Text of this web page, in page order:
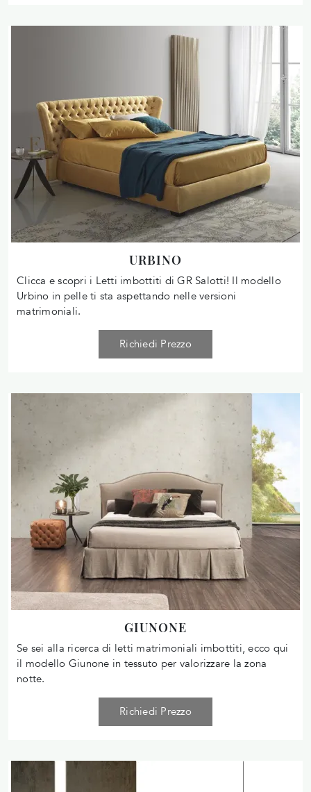
URBINO
Clicca e scopri i Letti imbottiti di GR Salotti! Il modello
Urbino in pelle ti sta aspettando nelle versioni
matrimoniali.
Richiedi Prezzo
GIUNONE
Se sei alla ricerca di letti matrimoniali imbottiti, ecco qui
il modello Giunone in tessuto per valorizzare la zona
notte.
Richiedi Prezzo